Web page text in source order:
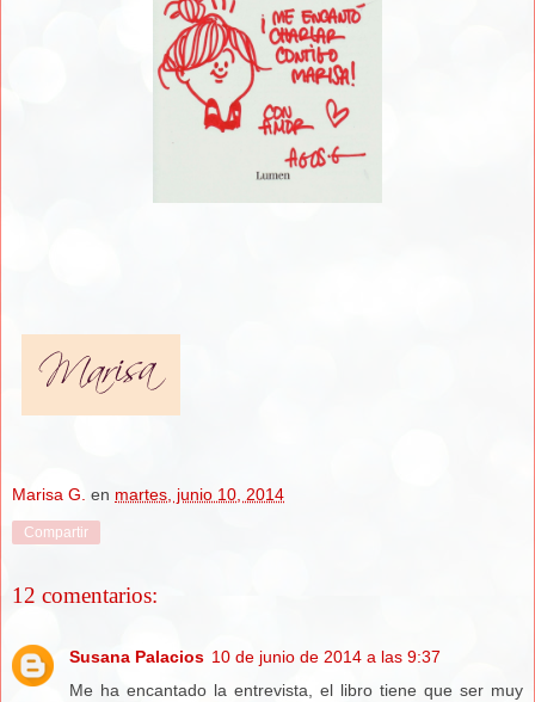
Marisa G. en martes, junio 10, 2014
Compartir
12 comentarios:
Susana Palacios 10 de junio de 2014 a las 9:37
Me ha encantado la entrevista, el libro tiene que ser muy